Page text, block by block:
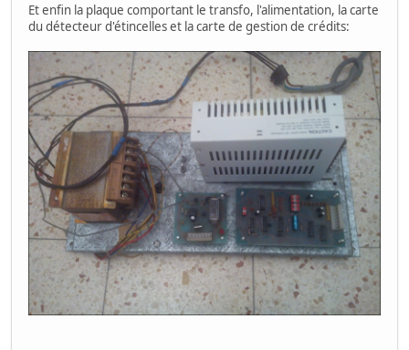
Et enfin la plaque comportant le transfo, l'alimentation, la carte
du détecteur d'étincelles et la carte de gestion de crédits: